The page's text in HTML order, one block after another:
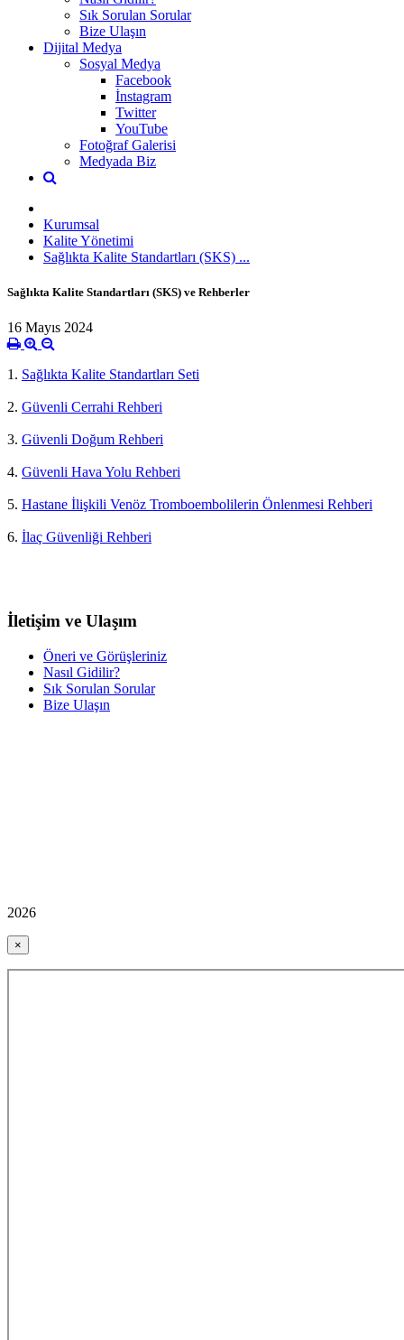
Sık Sorulan Sorular
Bize Ulaşın
Dijital Medya
Sosyal Medya
Facebook
İnstagram
Twitter
YouTube
Fotoğraf Galerisi
Medyada Biz
Kurumsal
Kalite Yönetimi
Sağlıkta Kalite Standartları (SKS) ...
Sağlıkta Kalite Standartları (SKS) ve Rehberler
16 Mayıs 2024
1. Sağlıkta Kalite Standartları Seti
2. Güvenli Cerrahi Rehberi
3. Güvenli Doğum Rehberi
4. Güvenli Hava Yolu Rehberi
5. Hastane İlişkili Venöz Tromboembolilerin Önlenmesi Rehberi
6. İlaç Güvenliği Rehberi
İletişim ve Ulaşım
Öneri ve Görüşleriniz
Nasıl Gidilir?
Sık Sorulan Sorular
Bize Ulaşın
2026
×